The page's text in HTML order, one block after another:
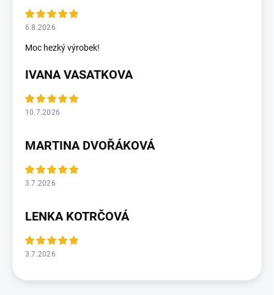
6.8.2026
Moc hezký výrobek!
IVANA VASATKOVA
10.7.2026
MARTINA DVOŘÁKOVÁ
3.7.2026
LENKA KOTRČOVÁ
3.7.2026